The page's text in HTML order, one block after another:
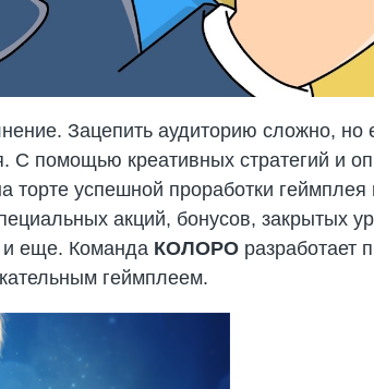
Зацепить аудиторию сложно,
помощью креативных стратегий и
успешной проработки геймплея
акций, бонусов, закрытых
и еще. Команда КОЛОРО разработает
геймплеем.